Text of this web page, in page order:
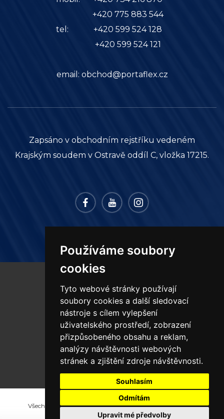
Používáme soubory
cookies
Tyto webové stránky používají
soubory cookies a další sledovací
nástroje s cílem vylepšení
uživatelského prostředí, zobrazení
přizpůsobeného obsahu a reklam,
analýzy návštěvnosti webových
stránek a zjištění zdroje návštěvnosti.
Souhlasím
Odmítám
Upravit mé předvolby
+420 775 883 544
tel:
+420 599 524 128
+420 599 524 121
email: obchod@portaflex.cz
Zapsáno v obchodním rejstříku vedeném
Krajským soudem v Ostravě oddíl C, vložka 17215.
PRODUKTY
MONTÁŽE
SLUŽBY
Všechna práva vyhrazena Portaflex s.r.o. - Polykarbonáty,